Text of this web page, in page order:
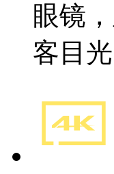
眼镜
客目光